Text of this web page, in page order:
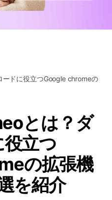
ドに役立つGoogle chromeの
とは？ダ
立つ
の拡張機
を紹介